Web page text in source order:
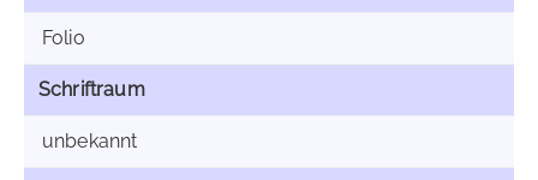
Folio
Schriftraum
unbekannt